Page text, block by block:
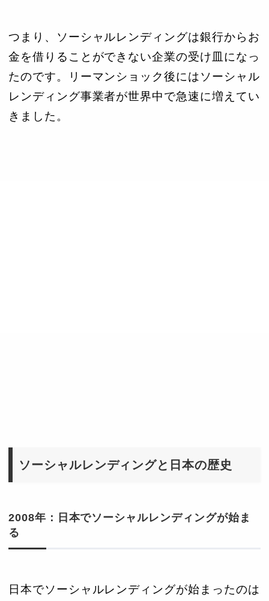
つまり、ソーシャルレンディングは銀行からお
金を借りることができない企業の受け皿になっ
たのです。リーマンショック後にはソーシャル
レンディング事業者が世界中で急速に増えてい
きました。
ソーシャルレンディングと日本の歴史
2008年：日本でソーシャルレンディングが始ま
る
日本でソーシャルレンディングが始まったのは